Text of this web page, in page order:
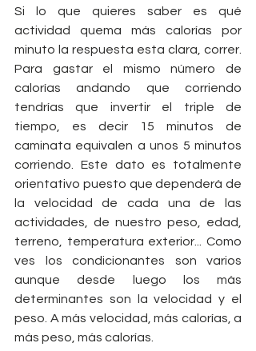
Si lo que quieres saber es qué
actividad quema más calorías por
minuto la respuesta esta clara, correr.
Para gastar el mismo número de
calorías andando que corriendo
tendrías que invertir el triple de
tiempo, es decir 15 minutos de
caminata equivalen a unos 5 minutos
corriendo. Este dato es totalmente
orientativo puesto que dependerá de
la velocidad de cada una de las
actividades, de nuestro peso, edad,
terreno, temperatura exterior... Como
ves los condicionantes son varios
aunque desde luego los más
determinantes son la velocidad y el
peso. A más velocidad, más calorías, a
más peso, más calorías.